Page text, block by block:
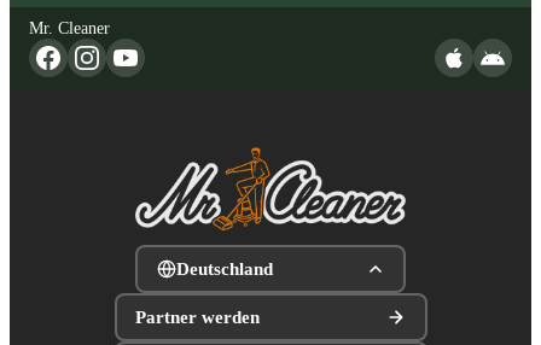
Mr. Cleaner
Deutschland
Partner werden